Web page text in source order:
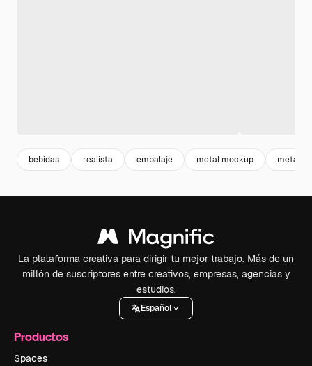
bebidas realista embalaje metal mockup metallic
La plataforma creativa para dirigir tu mejor trabajo. Más de un
millón de suscriptores entre creativos, empresas, agencias y
estudios.
Español
Productos
Spaces